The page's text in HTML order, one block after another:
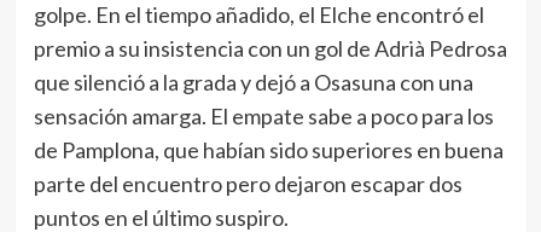
golpe. En el tiempo añadido, el Elche encontró el
premio a su insistencia con un gol de Adrià Pedrosa
que silenció a la grada y dejó a Osasuna con una
sensación amarga. El empate sabe a poco para los
de Pamplona, que habían sido superiores en buena
parte del encuentro pero dejaron escapar dos
puntos en el último suspiro.